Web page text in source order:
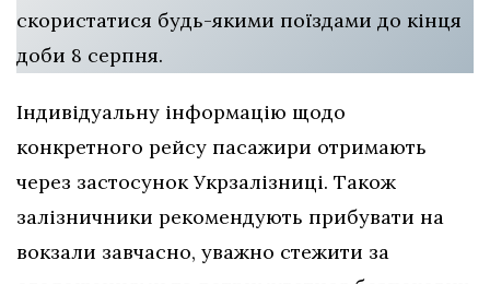
скористатися будь-якими поїздами до кінця
доби 8 серпня.
Індивідуальну інформацію щодо
конкретного рейсу пасажири отримають
через застосунок Укрзалізниці. Також
залізничники рекомендують прибувати на
вокзали завчасно, уважно стежити за